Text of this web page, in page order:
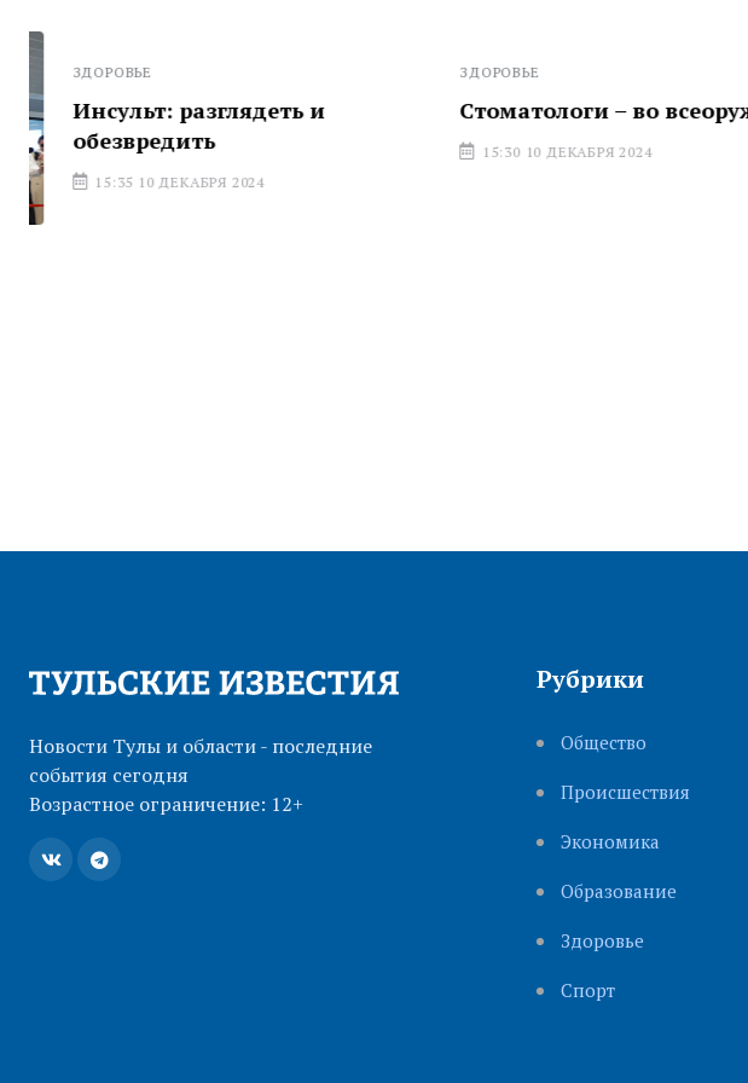
ЗДОРОВЬЕ
Инсульт: разглядеть и
обезвредить
15:35 10 ДЕКАБРЯ 2024
ЗДОРОВЬЕ
Стоматологи – во всеоружии
15:30 10 ДЕКАБРЯ 2024
Новости Тулы и области - последние
события сегодня
Возрастное ограничение: 12+
Рубрики
Общество
Происшествия
Экономика
Образование
Здоровье
Cпорт